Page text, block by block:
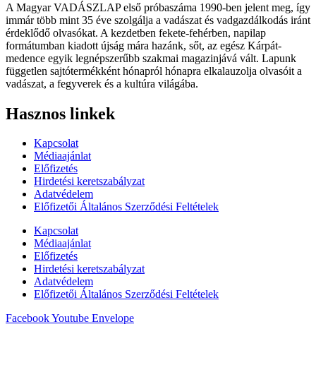
A Magyar VADÁSZLAP első próbaszáma 1990-ben jelent meg, így
immár több mint 35 éve szolgálja a vadászat és vadgazdálkodás iránt
érdeklődő olvasókat. A kezdetben fekete-fehérben, napilap
formátumban kiadott újság mára hazánk, sőt, az egész Kárpát-
medence egyik legnépszerűbb szakmai magazinjává vált. Lapunk
független sajtótermékként hónapról hónapra elkalauzolja olvasóit a
vadászat, a fegyverek és a kultúra világába.
Hasznos linkek
Kapcsolat
Médiaajánlat
Előfizetés
Hirdetési keretszabályzat
Adatvédelem
Előfizetői Általános Szerződési Feltételek
Kapcsolat
Médiaajánlat
Előfizetés
Hirdetési keretszabályzat
Adatvédelem
Előfizetői Általános Szerződési Feltételek
FacebookYoutube Envelope